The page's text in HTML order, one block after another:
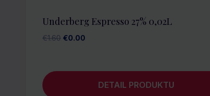
Underberg Espresso 27% 0,02L
€1.60 Pôvodná
€1.60.
€0.00
€0.00.
DETAIL PRODUKTU